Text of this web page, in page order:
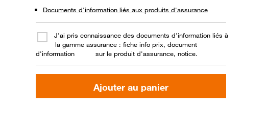
Documents d'information liés aux produits d'assurance
J'ai pris connaissance des documents d'information liés à
la gamme assurance : fiche info prix, document
d'information
sur le produit d'assurance, notice.